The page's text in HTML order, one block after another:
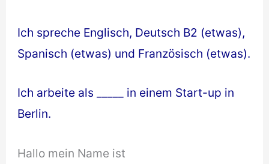
Ich spreche Englisch, Deutsch B2 (etwas),
Spanisch (etwas) und Französisch (etwas).
Ich arbeite als _____ in einem Start-up in
Berlin.
Hallo mein Name ist